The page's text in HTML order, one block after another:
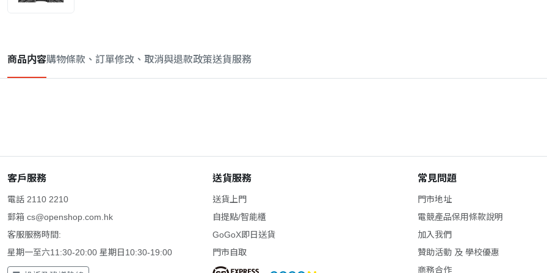
商品内容購物條款、訂單修改、取消與退款政策送貨服務
客戶服務
電話 2110 2210
郵箱 cs@openshop.com.hk
客服服務時間:
星期一至六11:30-20:00 星期日10:30-19:00
送貨服務
送貨上門
自提點/智能櫃
GoGoX即日送貨
門市自取
常見問題
門市地址
電競產品保用條款說明
加入我們
贊助活動 及 學校優惠
商務合作